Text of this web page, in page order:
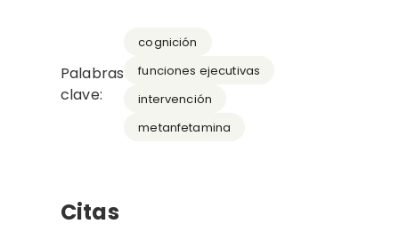
Palabras
clave:
cognición
funciones ejecutivas
intervención
metanfetamina
Citas